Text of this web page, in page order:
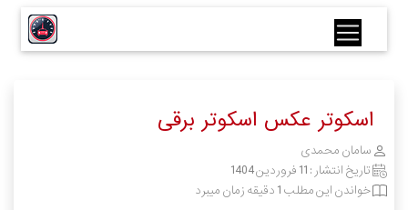
اسکوتر عکس اسکوتر برقی
سامان محمدی
تاریخ انتشار : 11 فروردین 1404
خواندن این مطلب 1 دقیقه زمان میبرد